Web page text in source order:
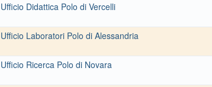
Ufficio Didattica Polo di Vercelli
Ufficio Laboratori Polo di Alessandria
Ufficio Ricerca Polo di Novara